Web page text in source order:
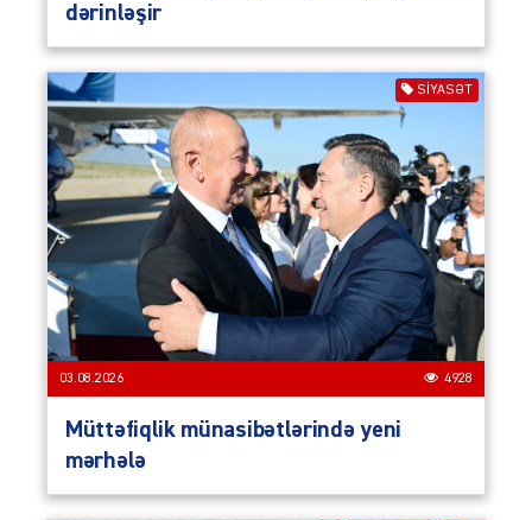
dərinləşir
SIYASƏT
03.08.2026 4928
Müttəfiqlik münasibətlərində yeni
mərhələ